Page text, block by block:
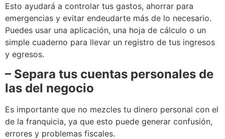
Esto ayudará a controlar tus gastos, ahorrar para
emergencias y evitar endeudarte más de lo necesario.
Puedes usar una aplicación, una hoja de cálculo o un
simple cuaderno para llevar un registro de tus ingresos
y egresos.
– Separa tus cuentas personales de
las del negocio
Es importante que no mezcles tu dinero personal con el
de la franquicia, ya que esto puede generar confusión,
errores y problemas fiscales.